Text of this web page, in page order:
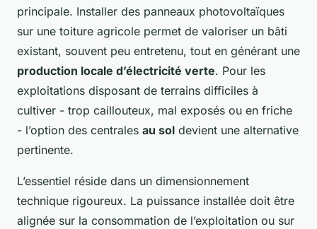
principale. Installer des panneaux photovoltaïques
sur une toiture agricole permet de valoriser un bâti
existant, souvent peu entretenu, tout en générant une
production locale d’électricité verte. Pour les
exploitations disposant de terrains difficiles à
cultiver - trop caillouteux, mal exposés ou en friche
- l’option des centrales au sol devient une alternative
pertinente.
L’essentiel réside dans un dimensionnement
technique rigoureux. La puissance installée doit être
alignée sur la consommation de l’exploitation ou sur